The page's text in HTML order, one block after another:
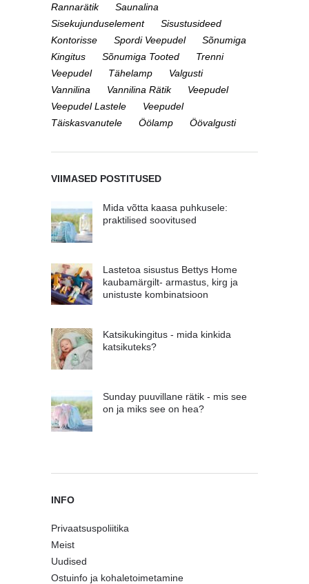
Rannarätik
Saunalina
Sisekujunduselement
Sisustusideed
Kontorisse
Spordi Veepudel
Sõnumiga
Kingitus
Sõnumiga Tooted
Trenni
Veepudel
Tähelamp
Valgusti
Vannilina
Vannilina Rätik
Veepudel
Veepudel Lastele
Veepudel
Täiskasvanutele
Öölamp Öövalgusti
VIIMASED POSTITUSED
Mida võtta kaasa puhkusele:
praktilised soovitused
Lastetoa sisustus Bettys Home
kaubamärgilt- armastus, kirg ja
unistuste kombinatsioon
Katsikukingitus - mida kinkida
katsikuteks?
Sunday puuvillane rätik - mis see
on ja miks see on hea?
INFO
Privaatsuspoliitika
Meist
Uudised
Ostuinfo ja kohaletoimetamine